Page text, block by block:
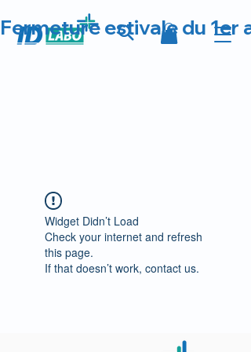
Fermeture estivale du 1er
Widget Didn’t Load
Check your internet and refresh
this page.
If that doesn’t work, contact us.